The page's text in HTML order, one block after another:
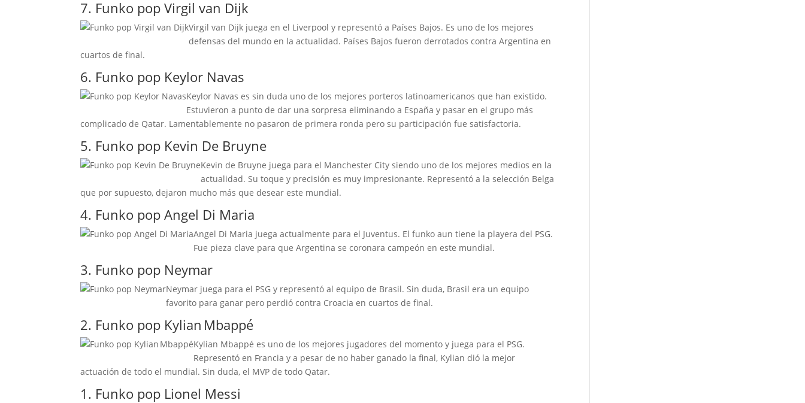
7. Funko pop Virgil van Dijk
Virgil van Dijk juega en el Liverpool y representó a Países Bajos. Es uno de los mejores
defensas del mundo en la actualidad. Países Bajos fueron derrotados contra Argentina en
cuartos de final.
6. Funko pop Keylor Navas
Keylor Navas es sin duda uno de los mejores porteros latinoamericanos que han existido.
Estuvieron a punto de dar una sorpresa eliminando a España y pasar en el grupo más
complicado de Qatar. Lamentablemente no pasaron de primera ronda pero su participación fue satisfactoria.
5. Funko pop Kevin De Bruyne
Kevin de Bruyne juega para el Manchester City siendo uno de los mejores medios en la
actualidad. Su toque y precisión es muy impresionante. Representó a la selección Belga
que por supuesto, dejaron mucho más que desear este mundial.
4. Funko pop Angel Di Maria
Angel Di Maria juega actualmente para el Juventus. El funko aun tiene la playera del PSG.
Fue pieza clave para que Argentina se coronara campeón en este mundial.
3. Funko pop Neymar
Neymar juega para el PSG y representó al equipo de Brasil. Sin duda, Brasil era un equipo
favorito para ganar pero perdió contra Croacia en cuartos de final.
2. Funko pop Kylian Mbappé
Kylian Mbappé es uno de los mejores jugadores del momento y juega para el PSG.
Representó en Francia y a pesar de no haber ganado la final, Kylian dió la mejor
actuación de todo el mundial. Sin duda, el MVP de todo Qatar.
1. Funko pop Lionel Messi